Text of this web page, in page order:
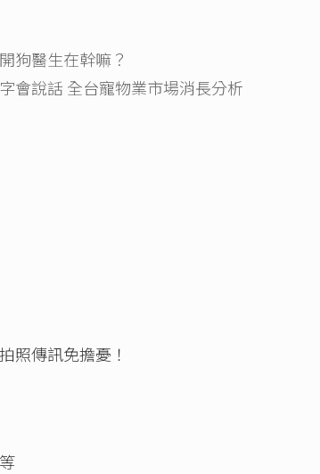
狗醫生在幹嘛？
會說話 全台寵物業市場消長分析
照傳訊免擔憂！